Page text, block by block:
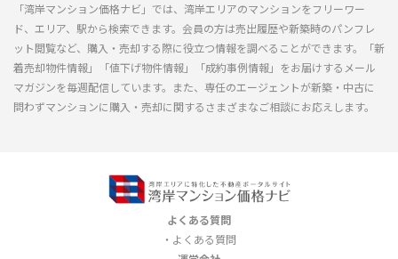
「湾岸マンション価格ナビ」では、湾岸エリアのマンションをフリーワー
ド、エリア、駅から検索できます。会員の方は売出履歴や新築時のパンフレ
ット閲覧など、購入・売却する際に役立つ情報を調べることができます。「新
着売却物件情報」「値下げ物件情報」「成約事例情報」をお届けするメール
マガジンを毎週配信しています。また、専任のエージェントが新築・中古に
問わずマンションに購入・売却に関するさまざまなご相談にお応えします。
よくある質問
よくある質問